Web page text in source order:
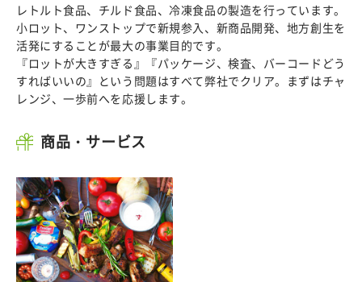
レトルト食品、チルド食品、冷凍食品の製造を行っています。
小ロット、ワンストップで新規参入、新商品開発、地方創生を
活発にすることが最大の事業目的です。
『ロットが大きすぎる』『パッケージ、検査、バーコードどう
すればいいの』という問題はすべて弊社でクリア。まずはチャ
レンジ、一歩前へを応援します。
商品・サービス